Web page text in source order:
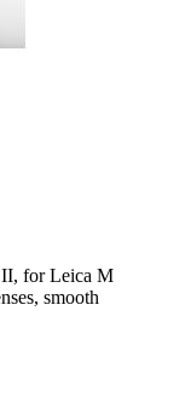
for Leica M
smooth